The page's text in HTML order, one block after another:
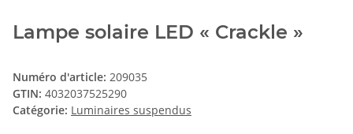
Lampe solaire LED « Crackle »
Numéro d'article: 209035
GTIN: 4032037525290
Catégorie: Luminaires suspendus